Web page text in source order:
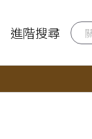
進階搜尋